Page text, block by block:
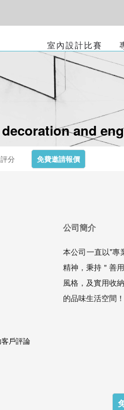
室內設計比賽
and
分 免費邀請報價
戶評論
公司簡介
本公司一直以"專
精神，秉持＂善
風格，及實用收
的品味生活空間！